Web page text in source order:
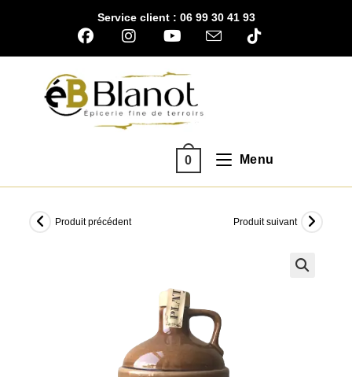
Service client : 06 99 30 41 93
0 Menu
Produit précédent Produit suivant